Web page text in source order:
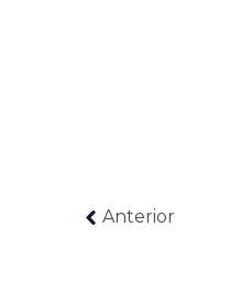
Anterior